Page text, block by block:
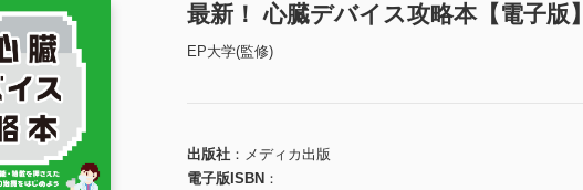
最新！ 心臓デバイス攻略本【電子版】
EP大学(監修)
出版社
メディカ出版
電子版ISBN